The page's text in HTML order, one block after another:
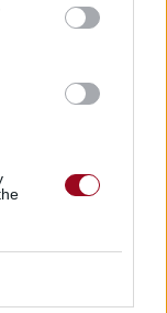
Vidéos
:
chez